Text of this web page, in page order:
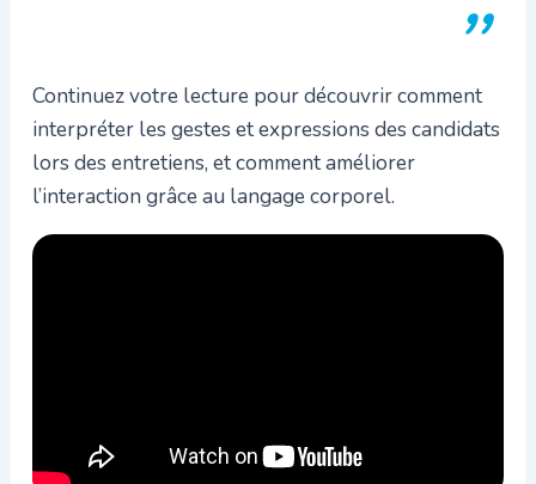
Continuez votre lecture pour découvrir comment
interpréter les gestes et expressions des candidats
lors des entretiens, et comment améliorer
l’interaction grâce au langage corporel.